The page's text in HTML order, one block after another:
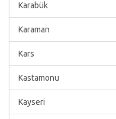
Karabük
Karaman
Kars
Kastamonu
Kayseri